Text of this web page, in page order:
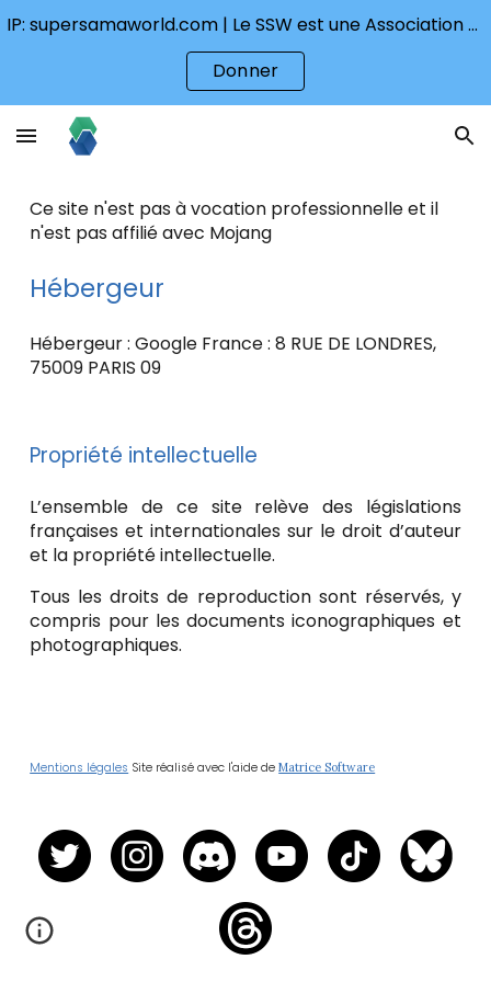
Skip to main content
IP: supersamaworld.com | Le SSW est une Association qui a besoin des donations pour continuer
Donner
Ce site n'est pas à vocation professionnelle et il
n'est pas affilié avec Mojang
Hébergeur
Hébergeur : Google France : 8 RUE DE LONDRES,
75009 PARIS 09
Propriété intellectuelle
L’ensemble de ce site relève des législations
françaises et internationales sur le droit d’auteur
et la propriété intellectuelle.
Tous les droits de reproduction sont réservés, y
compris pour les documents iconographiques et
photographiques.
Mentions légales Site réalisé avec l'aide deMatrice Software